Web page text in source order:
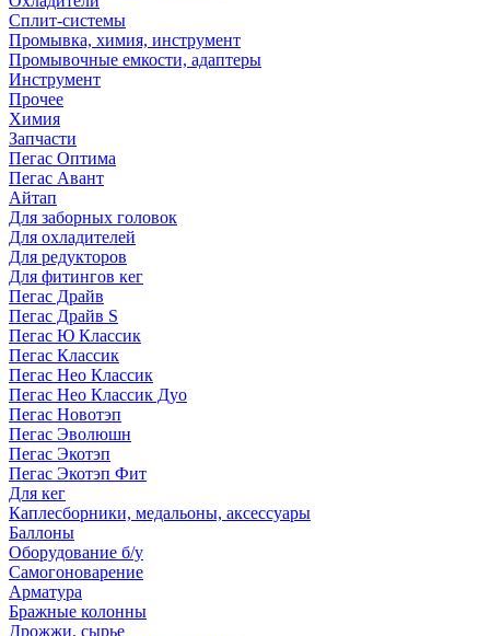
Сплит-системы
Промывка, химия, инструмент
Промывочные емкости, адаптеры
Инструмент
Прочее
Химия
Запчасти
Пегас Оптима
Пегас Авант
Айтап
Для заборных головок
Для охладителей
Для редукторов
Для фитингов кег
Пегас Драйв
Пегас Драйв S
Пегас Ю Классик
Пегас Классик
Пегас Нео Классик
Пегас Нео Классик Дуо
Пегас Новотэп
Пегас Эволюшн
Пегас Экотэп
Пегас Экотэп Фит
Для кег
Каплесборники, медальоны, аксессуары
Баллоны
Оборудование б/у
Самогоноварение
Арматура
Бражные колонны
Дрожжи, сырье